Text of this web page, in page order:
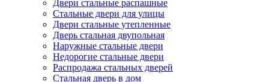
Двери стальные распашные
Стальные двери для улицы
Двери стальные утепленные
Дверь стальная двупольная
Наружные стальные двери
Недорогие стальные двери
Распродажа стальных дверей
Стальная дверь в дом